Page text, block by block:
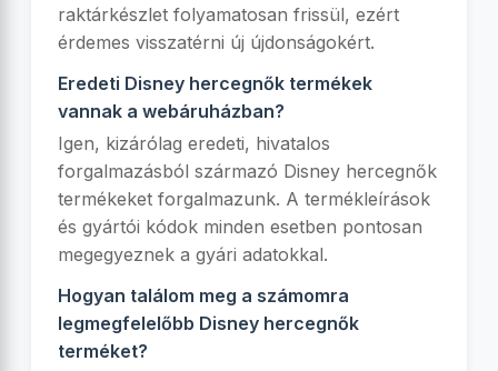
raktárkészlet folyamatosan frissül, ezért
érdemes visszatérni új újdonságokért.
Eredeti Disney hercegnők termékek
vannak a webáruházban?
Igen, kizárólag eredeti, hivatalos
forgalmazásból származó Disney hercegnők
termékeket forgalmazunk. A termékleírások
és gyártói kódok minden esetben pontosan
megegyeznek a gyári adatokkal.
Hogyan találom meg a számomra
legmegfelelőbb Disney hercegnők
terméket?